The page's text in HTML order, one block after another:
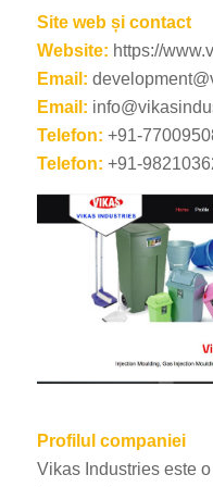
Site web și contact
Website: https://
Email:
Email:
Telefon: +91-
Telefon: +91-
Profilul companiei
Vikas Industries este